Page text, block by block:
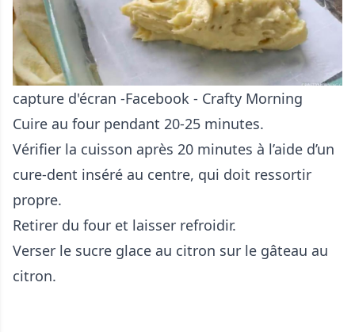
capture d'écran -Facebook - Crafty Morning
Cuire au four pendant 20-25 minutes.
Vérifier la cuisson après 20 minutes à l’aide d’un
cure-dent inséré au centre, qui doit ressortir
propre.
Retirer du four et laisser refroidir.
Verser le sucre glace au citron sur le gâteau au
citron.